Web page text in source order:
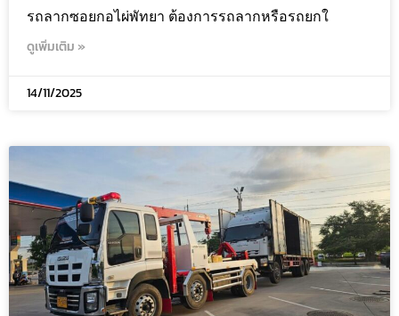
รถลากซอยกอไผ่พัทยา ต้องการรถลากหรือรถยกใ
ดูเพิ่มเติม »
14/11/2025